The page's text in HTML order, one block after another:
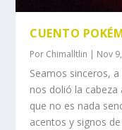
CUENTO
Por Chimalltlin | Nov
Seamos sinceros,
nos dolió la cabeza
que no es nada
acentos y signos